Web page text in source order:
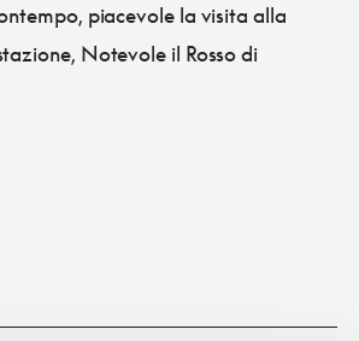
piacevole la visita alla
Notevole il Rosso di